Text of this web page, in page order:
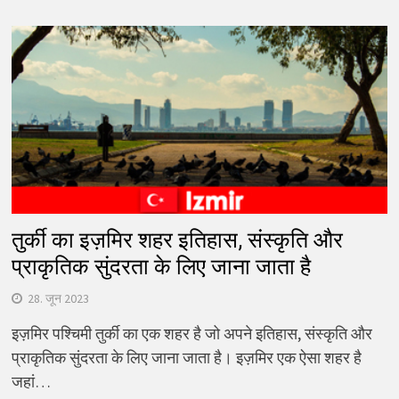
तुर्की का इज़मिर शहर इतिहास, संस्कृति और
प्राकृतिक सुंदरता के लिए जाना जाता है
28. जून 2023
इज़मिर पश्चिमी तुर्की का एक शहर है जो अपने इतिहास, संस्कृति और
प्राकृतिक सुंदरता के लिए जाना जाता है। इज़मिर एक ऐसा शहर है
जहां…